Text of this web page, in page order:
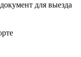
для выезда